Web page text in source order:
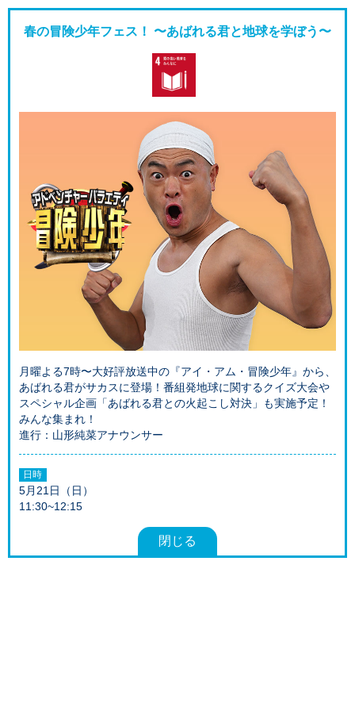
春の冒険少年フェス！ 〜あばれる君と地球を学ぼう〜
月曜よる7時〜大好評放送中の『アイ・アム・冒険少年』から、
あばれる君がサカスに登場！番組発地球に関するクイズ大会や
スペシャル企画「あばれる君との火起こし対決」も実施予定！
みんな集まれ！
進行：山形純菜アナウンサー
日時
5月21日（日）
11:30~12:15
閉じる